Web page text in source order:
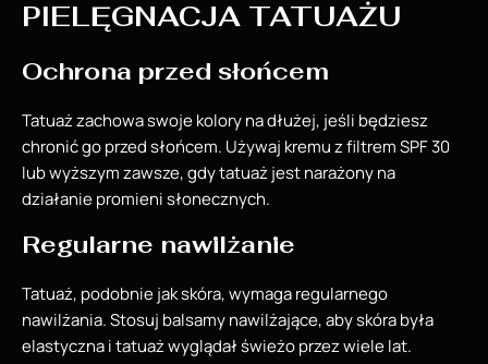
PIELĘGNACJA TATUAŻU
Ochrona przed słońcem
Tatuaż zachowa swoje kolory na dłużej, jeśli będziesz
chronić go przed słońcem. Używaj kremu z filtrem SPF 30
lub wyższym zawsze, gdy tatuaż jest narażony na
działanie promieni słonecznych.
Regularne nawilżanie
Tatuaż, podobnie jak skóra, wymaga regularnego
nawilżania. Stosuj balsamy nawilżające, aby skóra była
elastyczna i tatuaż wyglądał świeżo przez wiele lat.